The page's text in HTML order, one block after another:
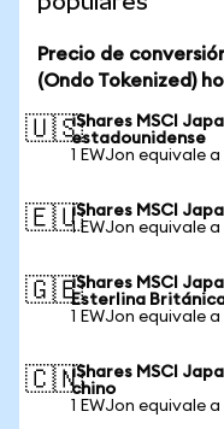
Precio de
(Ondo Tokenized)
🇺🇸iShares MSCI
estadounidense
1 EWJon equivale
🇪🇺iShares MSCI
1 EWJon equivale
🇬🇧iShares MSCI
Esterlina
1 EWJon equivale a
🇨🇳iShares MSCI
chino
1 EWJon equivale